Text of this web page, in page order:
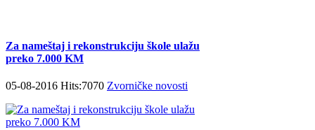
Za nameštaj i rekonstrukciju škole ulažu
preko 7.000 KM
05-08-2016 Hits:7070 Zvorničke novosti